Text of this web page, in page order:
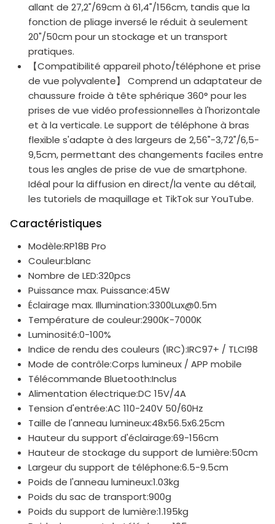
allant de 27,2"/69cm à 61,4"/156cm, tandis que la
fonction de pliage inversé le réduit à seulement
20"/50cm pour un stockage et un transport
pratiques.
【Compatibilité appareil photo/téléphone et prise
de vue polyvalente】 Comprend un adaptateur de
chaussure froide à tête sphérique 360° pour les
prises de vue vidéo professionnelles à l'horizontale
et à la verticale. Le support de téléphone à bras
flexible s'adapte à des largeurs de 2,56"-3,72"/6,5-
9,5cm, permettant des changements faciles entre
tous les angles de prise de vue de smartphone.
Idéal pour la diffusion en direct/la vente au détail,
les tutoriels de maquillage et TikTok sur YouTube.
Caractéristiques
Modèle:RP18B Pro
Couleur:blanc
Nombre de LED:320pcs
Puissance max. Puissance:45W
Éclairage max. Illumination:3300Lux@0.5m
Température de couleur:2900K-7000K
Luminosité:0-100%
Indice de rendu des couleurs (IRC):IRC97+ / TLCI98
Mode de contrôle:Corps lumineux / APP mobile
Télécommande Bluetooth:Inclus
Alimentation électrique:DC 15V/4A
Tension d'entrée:AC 110-240V 50/60Hz
Taille de l'anneau lumineux:48x56.5x6.25cm
Hauteur du support d'éclairage:69-156cm
Hauteur de stockage du support de lumière:50cm
Largeur du support de téléphone:6.5-9.5cm
Poids de l'anneau lumineux:1.03kg
Poids du sac de transport:900g
Poids du support de lumière:1.195kg